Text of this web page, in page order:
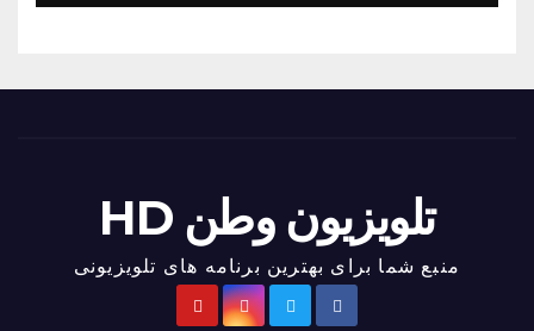
تلویزیون وطن HD
منبع شما برای بهترین برنامه های تلویزیونی